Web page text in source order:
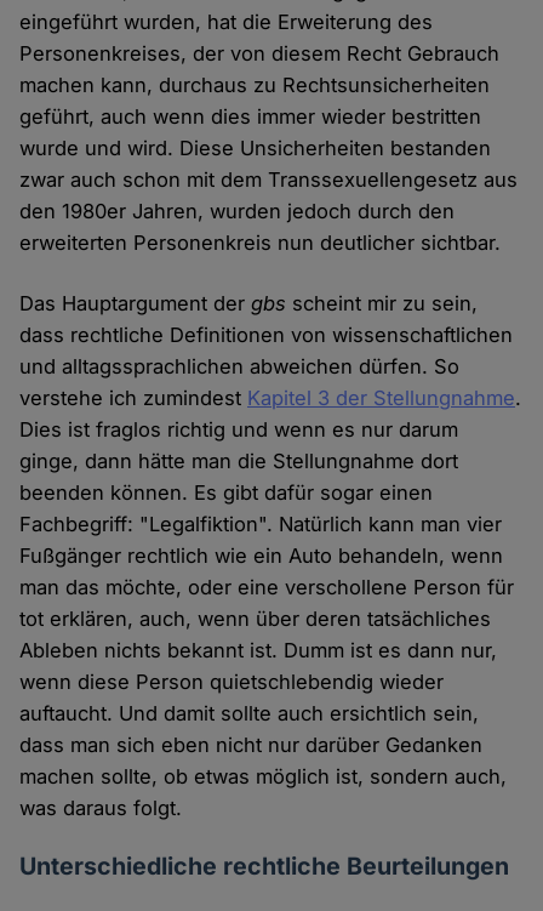
eingeführt wurden, hat die Erweiterung des
Personenkreises, der von diesem Recht Gebrauch
machen kann, durchaus zu Rechtsunsicherheiten
geführt, auch wenn dies immer wieder bestritten
wurde und wird. Diese Unsicherheiten bestanden
zwar auch schon mit dem Transsexuellengesetz aus
den 1980er Jahren, wurden jedoch durch den
erweiterten Personenkreis nun deutlicher sichtbar.
Das Hauptargument der gbs scheint mir zu sein,
dass rechtliche Definitionen von wissenschaftlichen
und alltagssprachlichen abweichen dürfen. So
verstehe ich zumindest Kapitel 3 der Stellungnahme.
Dies ist fraglos richtig und wenn es nur darum
ginge, dann hätte man die Stellungnahme dort
beenden können. Es gibt dafür sogar einen
Fachbegriff: "Legalfiktion". Natürlich kann man vier
Fußgänger rechtlich wie ein Auto behandeln, wenn
man das möchte, oder eine verschollene Person für
tot erklären, auch, wenn über deren tatsächliches
Ableben nichts bekannt ist. Dumm ist es dann nur,
wenn diese Person quietschlebendig wieder
auftaucht. Und damit sollte auch ersichtlich sein,
dass man sich eben nicht nur darüber Gedanken
machen sollte, ob etwas möglich ist, sondern auch,
was daraus folgt.
Unterschiedliche rechtliche Beurteilungen